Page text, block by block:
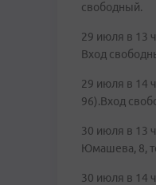
свободный.
29 июля в 13
Вход
29 июля в 14
96).Вход
30 июля в 13
Юмашева, 8,
30 июля в 14